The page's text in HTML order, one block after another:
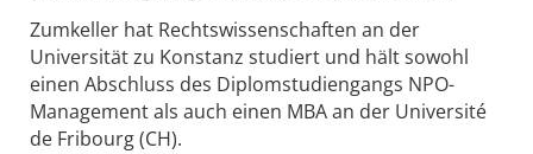
Zumkeller hat Rechtswissenschaften an der
Universität zu Konstanz studiert und hält sowohl
einen Abschluss des Diplomstudiengangs NPO-
Management als auch einen MBA an der Université
de Fribourg (CH).